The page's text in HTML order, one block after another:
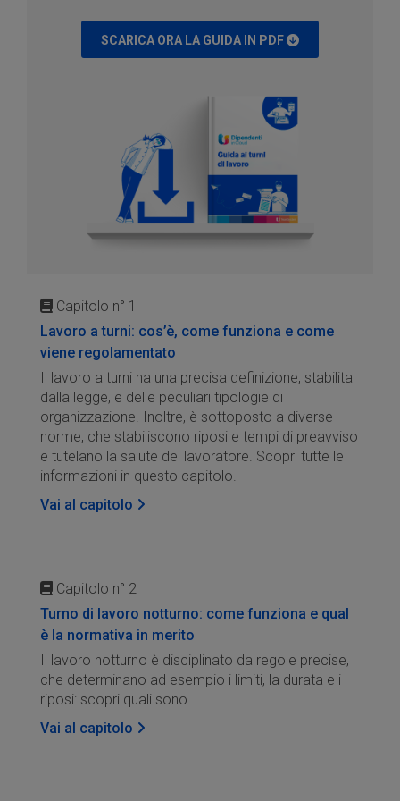
SCARICA ORA LA GUIDA IN PDF
Capitolo n° 1
Lavoro a turni: cos’è, come funziona e come
viene regolamentato
Il lavoro a turni ha una precisa definizione, stabilita
dalla legge, e delle peculiari tipologie di
organizzazione. Inoltre, è sottoposto a diverse
norme, che stabiliscono riposi e tempi di preavviso
e tutelano la salute del lavoratore. Scopri tutte le
informazioni in questo capitolo.
Vai al capitolo
Capitolo n° 2
Turno di lavoro notturno: come funziona e qual
è la normativa in merito
Il lavoro notturno è disciplinato da regole precise,
che determinano ad esempio i limiti, la durata e i
riposi: scopri quali sono.
Vai al capitolo